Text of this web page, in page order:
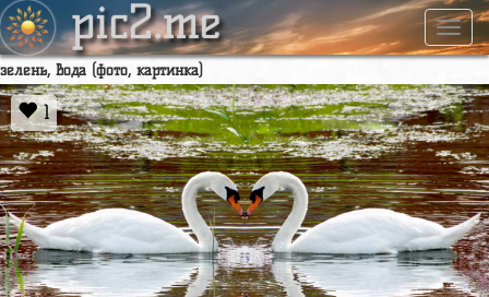
pic2.me
зелень, вода (фото, картинка)
1